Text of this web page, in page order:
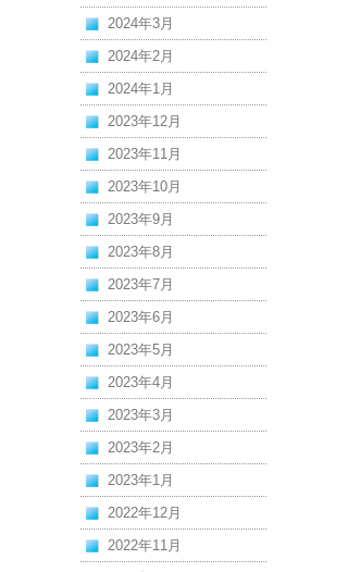
2024年3月
2024年2月
2024年1月
2023年12月
2023年11月
2023年10月
2023年9月
2023年8月
2023年7月
2023年6月
2023年5月
2023年4月
2023年3月
2023年2月
2023年1月
2022年12月
2022年11月